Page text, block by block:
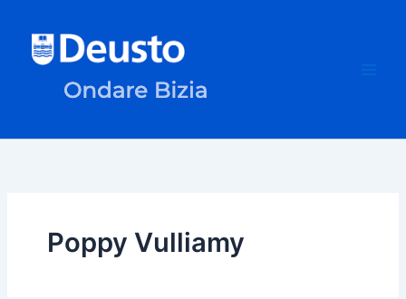
contenido
Poppy Vulliamy